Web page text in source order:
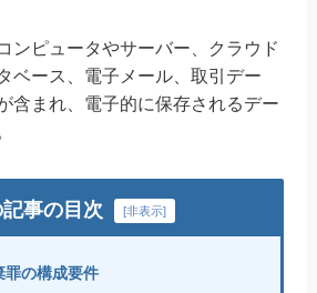
ンピュータやサーバー、クラウド
ベース、電子メール、取引デー
含まれ、電子的に保存されるデー
記事の目次 [非表示]
罪の構成要件